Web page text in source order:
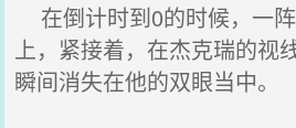
在倒计时到0的时候，一
上，紧接着，在杰克瑞的视
瞬间消失在他的双眼当中。